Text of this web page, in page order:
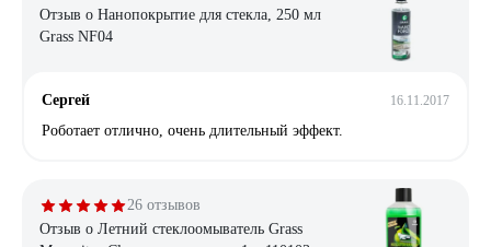
Отзыв о Нанопокрытие для стекла, 250 мл
Grass NF04
Сергей 16.11.2017
Роботает отлично, очень длительный эффект.
26 отзывов
Отзыв о Летний стеклоомыватель Grass